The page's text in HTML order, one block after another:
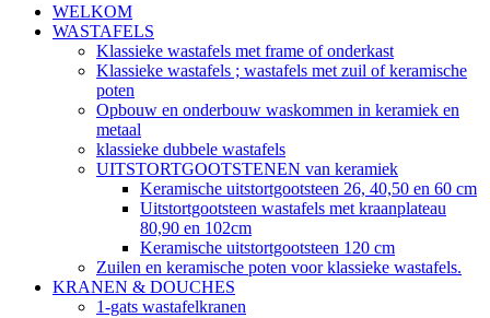
WELKOM
WASTAFELS
Klassieke wastafels met frame of onderkast
Klassieke wastafels ; wastafels met zuil of keramische
poten
Opbouw en onderbouw waskommen in keramiek en
metaal
klassieke dubbele wastafels
UITSTORTGOOTSTENEN van keramiek
Keramische uitstortgootsteen 26, 40,50 en 60 cm
Uitstortgootsteen wastafels met kraanplateau
80,90 en 102cm
Keramische uitstortgootsteen 120 cm
Zuilen en keramische poten voor klassieke wastafels.
KRANEN & DOUCHES
1-gats wastafelkranen